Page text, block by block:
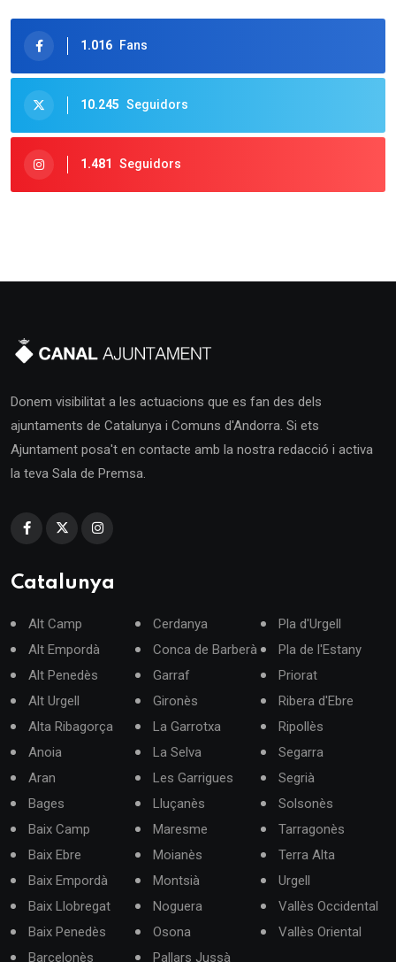
1.016 Fans
10.245 Seguidors
1.481 Seguidors
Donem visibilitat a les actuacions que es fan des dels
ajuntaments de Catalunya i Comuns d'Andorra. Si ets
Ajuntament posa't en contacte amb la nostra redacció i activa
la teva Sala de Premsa.
Catalunya
Alt Camp
Alt Empordà
Alt Penedès
Alt Urgell
Alta Ribagorça
Anoia
Aran
Bages
Baix Camp
Baix Ebre
Baix Empordà
Baix Llobregat
Baix Penedès
Barcelonès
Cerdanya
Conca de Barberà
Garraf
Gironès
La Garrotxa
La Selva
Les Garrigues
Lluçanès
Maresme
Moianès
Montsià
Noguera
Osona
Pallars Jussà
Pla d'Urgell
Pla de l'Estany
Priorat
Ribera d'Ebre
Ripollès
Segarra
Segrià
Solsonès
Tarragonès
Terra Alta
Urgell
Vallès Occidental
Vallès Oriental